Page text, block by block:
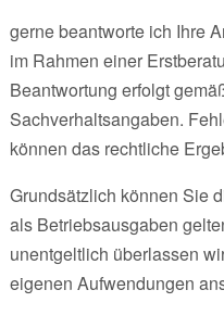
gerne beantworte ich Ihre
im Rahmen einer
Beantwortung erfolgt
Sachverhaltsangaben.
können das rechtliche
Grundsätzlich können Sie
als Betriebsausgaben
unentgeltlich überlassen
eigenen Aufwendungen